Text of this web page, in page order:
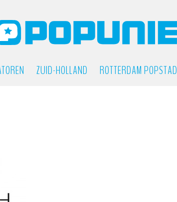
ZUID-HOLLAND ROTTERDAM POPSTAD